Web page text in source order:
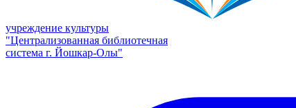
учреждение культуры
"Централизованная библиотечная
система г. Йошкар-Олы"